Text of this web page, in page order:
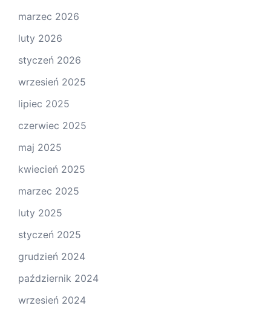
marzec 2026
luty 2026
styczeń 2026
wrzesień 2025
lipiec 2025
czerwiec 2025
maj 2025
kwiecień 2025
marzec 2025
luty 2025
styczeń 2025
grudzień 2024
październik 2024
wrzesień 2024